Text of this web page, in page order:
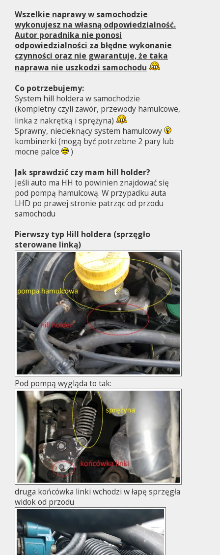
Wszelkie naprawy w samochodzie
wykonujesz na własną odpowiedzialność.
Autor poradnika nie ponosi
odpowiedzialności za błędne wykonanie
czynności oraz nie gwarantuje, że taka
naprawa nie uszkodzi samochodu
Co potrzebujemy:
System hill holdera w samochodzie
(kompletny czyli zawór, przewody hamulcowe,
linka z nakrętką i sprężyna)
Sprawny, niecieknący system hamulcowy
kombinerki (mogą być potrzebne 2 pary lub
mocne palce
)
Jak sprawdzić czy mam hill holder?
Jeśli auto ma HH to powinien znajdować się
pod pompą hamulcową. W przypadku auta
LHD po prawej stronie patrząc od przodu
samochodu
Pierwszy typ Hill holdera (sprzęgło
sterowane linką)
Pod pompą wygląda to tak:
druga końcówka linki wchodzi w łapę sprzęgła
widok od przodu